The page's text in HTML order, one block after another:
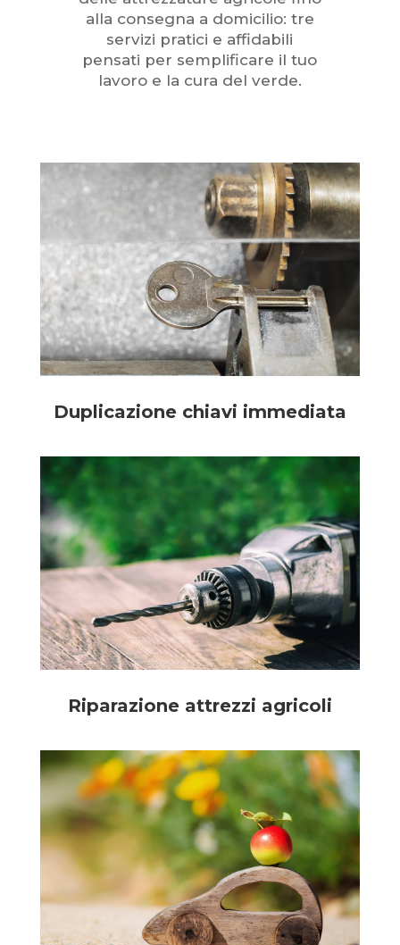
alla consegna a domicilio: tre
servizi pratici e affidabili
pensati per semplificare il tuo
lavoro e la cura del verde.
Duplicazione chiavi immediata
Riparazione attrezzi agricoli